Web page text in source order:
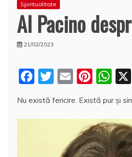
Spiritualitate
Al Pacino
21/02/2023
F
c
e
T
itt
er
E
ai
l
Pi
nt
er
e
st
W
at
s
A
Nu există fericire. Există pur şi